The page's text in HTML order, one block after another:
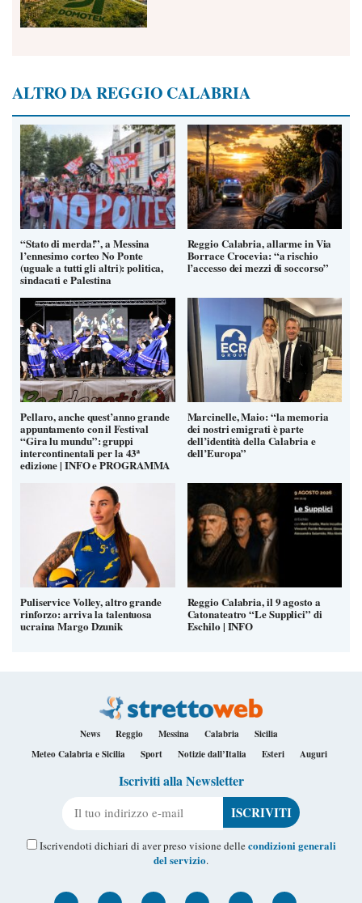
ALTRO DA REGGIO CALABRIA
“Stato di merda!”, a Messina
l’ennesimo corteo No Ponte
(uguale a tutti gli altri): politica,
sindacati e Palestina
Reggio Calabria, allarme in Via
Borrace Crocevia: “a rischio
l’accesso dei mezzi di soccorso”
Pellaro, anche quest’anno grande
appuntamento con il Festival
“Gira lu mundu”: gruppi
intercontinentali per la 43ª
edizione | INFO e PROGRAMMA
Marcinelle, Maio: “la memoria
dei nostri emigrati è parte
dell’identità della Calabria e
dell’Europa”
Puliservice Volley, altro grande
rinforzo: arriva la talentuosa
ucraina Margo Dzunik
Reggio Calabria, il 9 agosto a
Catonateatro “Le Supplici” di
Eschilo | INFO
News Reggio Messina Calabria
Sicilia
Meteo Calabria e Sicilia
Sport Notizie dall’Italia Esteri Auguri
Iscriviti alla Newsletter
Iscrivendoti dichiari di aver preso visione dellecondizioni generali
del servizio.